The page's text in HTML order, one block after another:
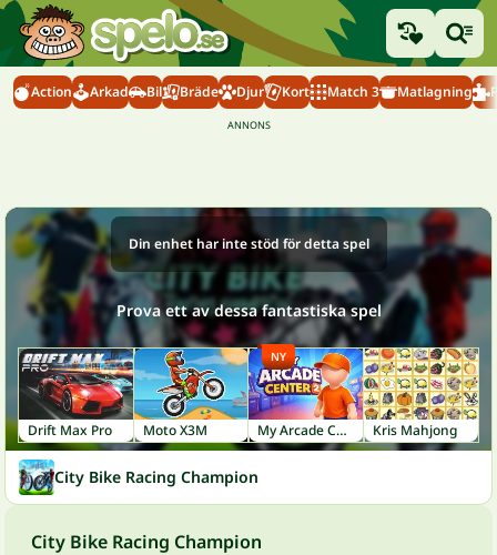
Action Arkad Bil Bräde Djur Kort Match 3 Matlagning
Din enhet har inte stöd för detta spel
Prova ett av dessa fantastiska spel
Drift Max Pro Moto X3M My Arcade Center 2
NY
Kris Mahjong
City Bike Racing Champion
City Bike Racing Champion